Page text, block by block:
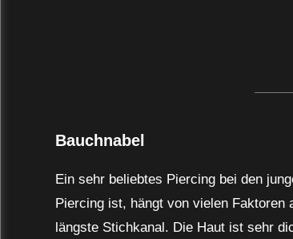
Bauchnabel
Ein sehr beliebtes Piercing bei den
Piercing ist, hängt von vielen Faktoren
längste Stichkanal. Die Haut ist sehr